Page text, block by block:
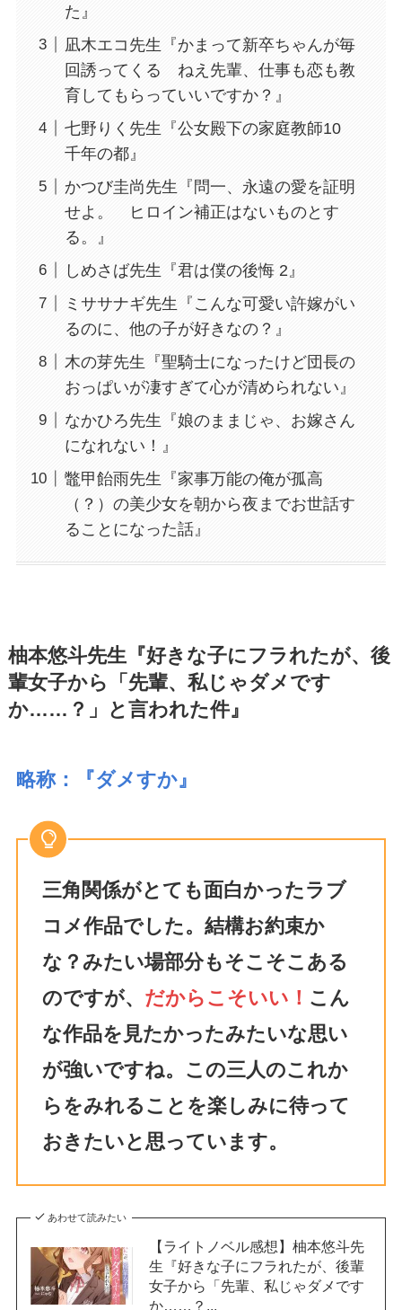
た』
凪木エコ先生『かまって新卒ちゃんが毎
回誘ってくる ねえ先輩、仕事も恋も教
育してもらっていいですか？』
七野りく先生『公女殿下の家庭教師10
千年の都』
かつび圭尚先生『問一、永遠の愛を証明
せよ。 ヒロイン補正はないものとす
る。』
しめさば先生『君は僕の後悔 2』
ミササナギ先生『こんな可愛い許嫁がい
るのに、他の子が好きなの？』
木の芽先生『聖騎士になったけど団長の
おっぱいが凄すぎて心が清められない』
なかひろ先生『娘のままじゃ、お嫁さん
になれない！』
鼈甲飴雨先生『家事万能の俺が孤高
（？）の美少女を朝から夜までお世話す
ることになった話』
柚本悠斗先生『好きな子にフラれたが、後
輩女子から「先輩、私じゃダメです
か……？」と言われた件』
略称：『ダメすか』
三角関係がとても面白かったラブ
コメ作品でした。結構お約束か
な？みたい場部分もそこそこある
のですが、 だからこそいい！ こん
な作品を見たかったみたいな思い
が強いですね。この三人のこれか
らをみれることを楽しみに待って
おきたいと思っています。
あわせて読みたい
【ライトノベル感想】柚本悠斗先
生『好きな子にフラれたが、後輩
女子から「先輩、私じゃダメです
か……？...